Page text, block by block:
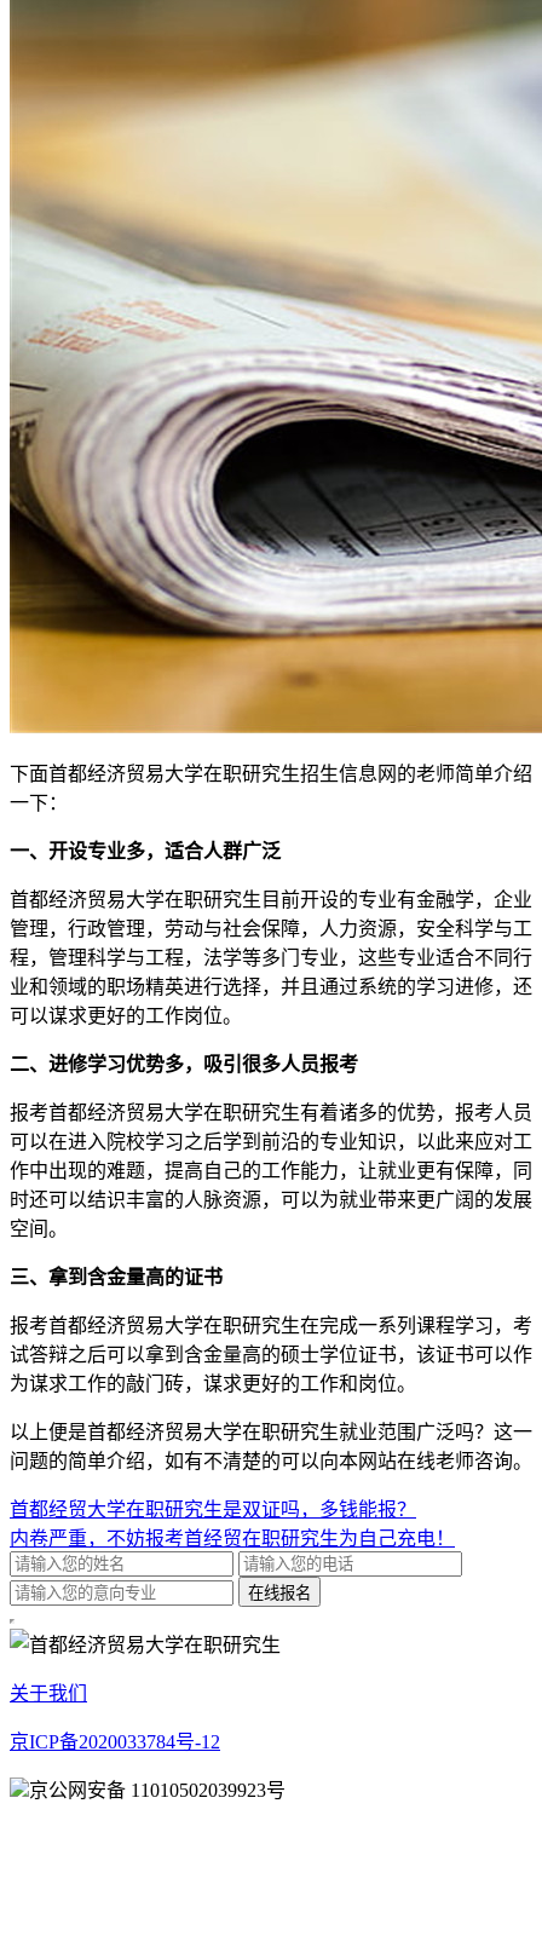
下面首都经济贸易大学在职研究生招生信息网的老师简单介绍
一下：
一、开设专业多，适合人群广泛
首都经济贸易大学在职研究生目前开设的专业有金融学，企业
管理，行政管理，劳动与社会保障，人力资源，安全科学与工
程，管理科学与工程，法学等多门专业，这些专业适合不同行
业和领域的职场精英进行选择，并且通过系统的学习进修，还
可以谋求更好的工作岗位。
二、进修学习优势多，吸引很多人员报考
报考首都经济贸易大学在职研究生有着诸多的优势，报考人员
可以在进入院校学习之后学到前沿的专业知识，以此来应对工
作中出现的难题，提高自己的工作能力，让就业更有保障，同
时还可以结识丰富的人脉资源，可以为就业带来更广阔的发展
空间。
三、拿到含金量高的证书
报考首都经济贸易大学在职研究生在完成一系列课程学习，考
试答辩之后可以拿到含金量高的硕士学位证书，该证书可以作
为谋求工作的敲门砖，谋求更好的工作和岗位。
以上便是首都经济贸易大学在职研究生就业范围广泛吗？这一
问题的简单介绍，如有不清楚的可以向本网站在线老师咨询。
首都经贸大学在职研究生是双证吗，多钱能报？
内卷严重，不妨报考首经贸在职研究生为自己充电！
关于我们
京ICP备2020033784号-12
京公网安备 11010502039923号